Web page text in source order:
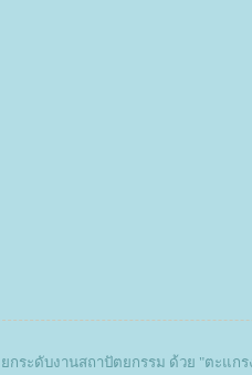
กระดับงานสถาปัตยกรรม ด้วย "ตะแก